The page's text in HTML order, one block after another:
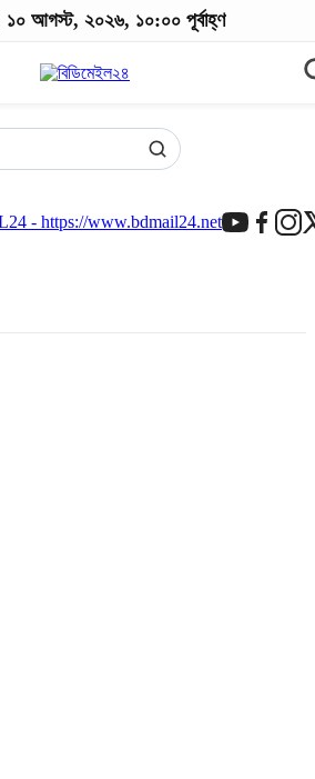
- https://www.bdmail24.net
১০ আগস্ট, ২০২৬, ১০:০০ পূর্বাহ্ণ